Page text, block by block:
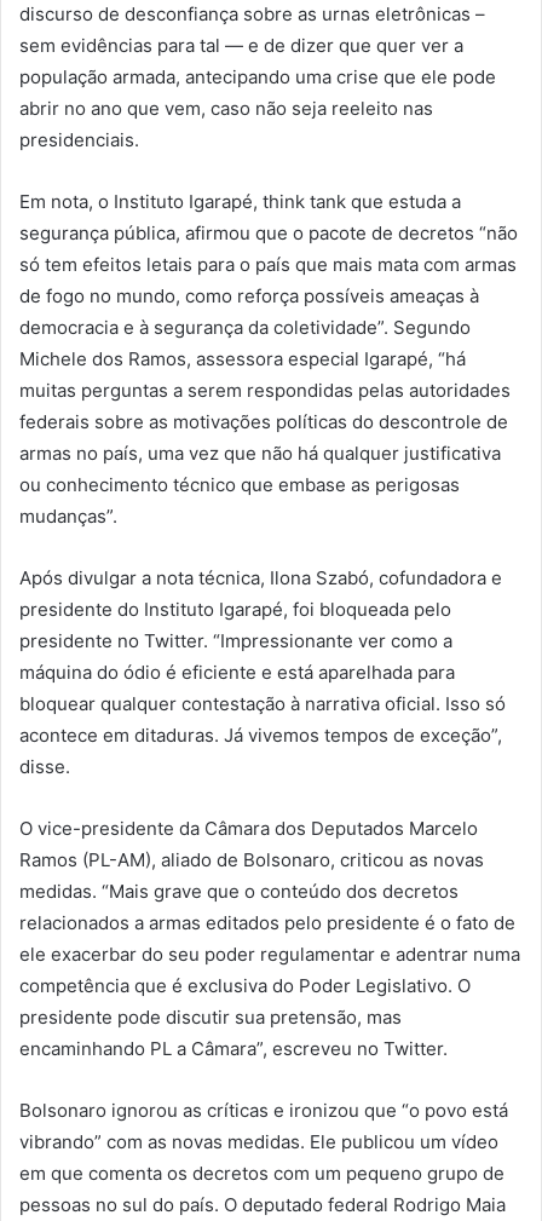
discurso de desconfiança sobre as urnas eletrônicas –
sem evidências para tal — e de dizer que quer ver a
população armada, antecipando uma crise que ele pode
abrir no ano que vem, caso não seja reeleito nas
presidenciais.
Em nota, o Instituto Igarapé, think tank que estuda a
segurança pública, afirmou que o pacote de decretos “não
só tem efeitos letais para o país que mais mata com armas
de fogo no mundo, como reforça possíveis ameaças à
democracia e à segurança da coletividade”. Segundo
Michele dos Ramos, assessora especial Igarapé, “há
muitas perguntas a serem respondidas pelas autoridades
federais sobre as motivações políticas do descontrole de
armas no país, uma vez que não há qualquer justificativa
ou conhecimento técnico que embase as perigosas
mudanças”.
Após divulgar a nota técnica, Ilona Szabó, cofundadora e
presidente do Instituto Igarapé, foi bloqueada pelo
presidente no Twitter. “Impressionante ver como a
máquina do ódio é eficiente e está aparelhada para
bloquear qualquer contestação à narrativa oficial. Isso só
acontece em ditaduras. Já vivemos tempos de exceção”,
disse.
O vice-presidente da Câmara dos Deputados Marcelo
Ramos (PL-AM), aliado de Bolsonaro, criticou as novas
medidas. “Mais grave que o conteúdo dos decretos
relacionados a armas editados pelo presidente é o fato de
ele exacerbar do seu poder regulamentar e adentrar numa
competência que é exclusiva do Poder Legislativo. O
presidente pode discutir sua pretensão, mas
encaminhando PL a Câmara”, escreveu no Twitter.
Bolsonaro ignorou as críticas e ironizou que “o povo está
vibrando” com as novas medidas. Ele publicou um vídeo
em que comenta os decretos com um pequeno grupo de
pessoas no sul do país. O deputado federal Rodrigo Maia